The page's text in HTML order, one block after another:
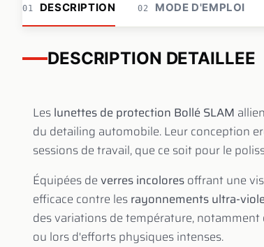
01 DESCRIPTION 02 MODE D'EMPLOI
DESCRIPTION DETAILLEE
Leslunettes de protection Bollé SLAM
du detailing automobile. Leur conception
sessions de travail, que ce soit pour le
Équipées deverres incoloresoffrant une
efficace contre lesrayonnements ultra-
des variations de température,
ou lors d'efforts physiques intenses.